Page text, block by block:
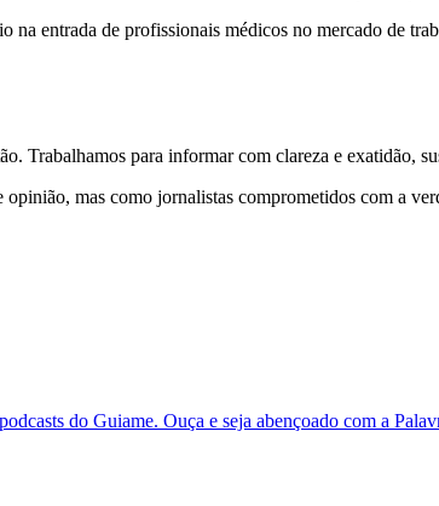
na entrada de profissionais médicos no mercado de
Trabalhamos para informar com clareza e exatidão,
mas como jornalistas comprometidos com a
do Guiame. Ouça e seja abençoado com a